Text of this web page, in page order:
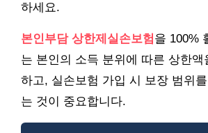
하세요.
본인부담 상한제실손보험을 100%
는 본인의 소득 분위에 따른 상한액
하고, 실손보험 가입 시 보장 범위
는 것이 중요합니다.